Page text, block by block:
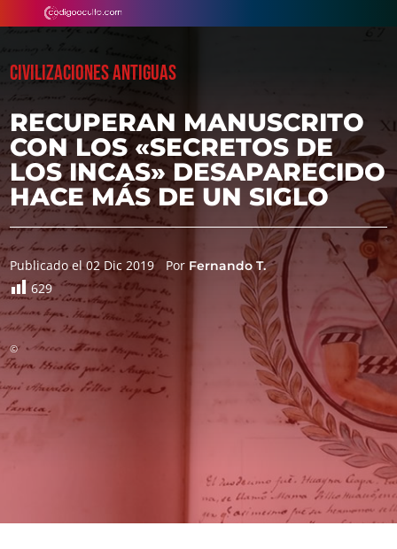
CIVILIZACIONES ANTIGUAS
RECUPERAN MANUSCRITO
CON LOS «SECRETOS DE
LOS INCAS» DESAPARECIDO
HACE MÁS DE UN SIGLO
Publicado el 02 Dic 2019 Por Fernando T.
629
©